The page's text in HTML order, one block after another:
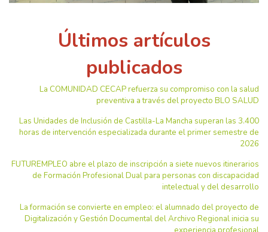
Últimos artículos
publicados
La COMUNIDAD CECAP refuerza su compromiso con la salud
preventiva a través del proyecto BLO SALUD
Las Unidades de Inclusión de Castilla-La Mancha superan las 3.400
horas de intervención especializada durante el primer semestre de
2026
FUTUREMPLEO abre el plazo de inscripción a siete nuevos itinerarios
de Formación Profesional Dual para personas con discapacidad
intelectual y del desarrollo
La formación se convierte en empleo: el alumnado del proyecto de
Digitalización y Gestión Documental del Archivo Regional inicia su